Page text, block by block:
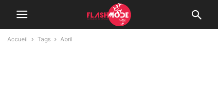
Accueil Tags Abril